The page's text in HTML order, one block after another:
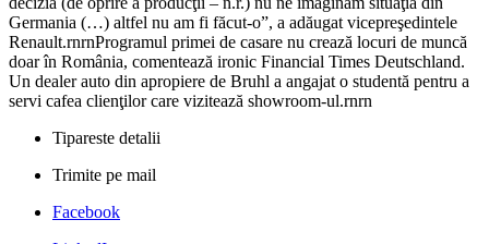
Germania (…) altfel nu am fi făcut-o”, a adăugat vicepreşedintele
Renault.rnrnProgramul primei de casare nu crează locuri de muncă
doar în România, comentează ironic Financial Times Deutschland.
Un dealer auto din apropiere de Bruhl a angajat o studentă pentru a
servi cafea clienţilor care vizitează showroom-ul.rnrn
Tipareste detalii
Trimite pe mail
Facebook